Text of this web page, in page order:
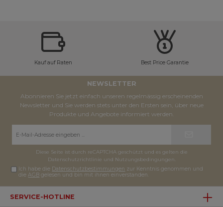
Kauf auf Raten Best Price Garantie
NEWSLETTER
Abonnieren Sie jetzt einfach unseren regelmässig erscheinenden
Newsletter und Sie werden stets unter den Ersten sein, über neue
Produkte und Angebote informiert werden.
Diese Seite ist durch reCAPTCHA geschützt und es gelten die
Datenschutzrichtlinie und Nutzungsbedingungen
Ich habe die Datenschutzbestimmungen zur Kenntnis genommen und
dieAGB gelesen und bin mit ihnen einverstanden.
SERVICE-HOTLINE